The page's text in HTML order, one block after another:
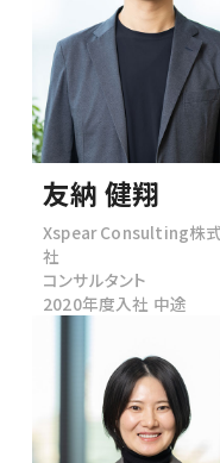
友納 健翔
Xspear Consulting株
社
コンサルタント
2020年度入社 中途
セールス／